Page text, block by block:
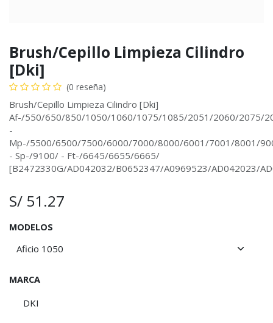
Brush/Cepillo Limpieza Cilindro
[Dki]
(0 reseña)
Brush/Cepillo Limpieza Cilindro [Dki]
Af-/550/650/850/1050/1060/1075/1085/2051/2060/2075/
-
Mp-/5500/6500/7500/6000/7000/8000/6001/7001/8001/
- Sp-/9100/ - Ft-/6645/6655/6665/
[B2472330G/AD042032/B0652347/A0969523/AD042023/
S/ 51.27
MODELOS
MARCA
DKI